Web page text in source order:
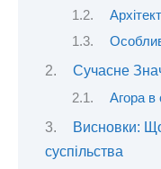
Сучасне
Агора в
Висновки:
суспільства